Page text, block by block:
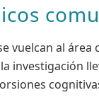
vuelcan al
investigación